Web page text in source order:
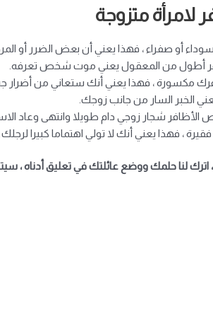
لامرأة متزوجة
سوداء أو صفراء ، فهذا يعني أن بعض الضرر أو
أطول من المعقول يعني موت شخص تعرفه.
مكسورة ، فهذا يعني أنك ستعاني من
الخبر السار من جانب زوجك.
الأظافر شجار زوجي دام طويلا وانتهى وعاد
، فهذا يعني أنك لا تولي اهتماما كبيرا لرجلك
لنا حلمك ووضع عائلتك في تعليق أدناه ،